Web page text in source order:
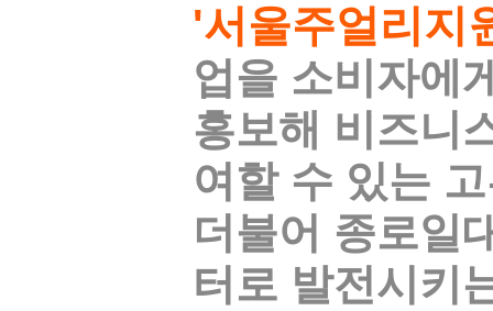
'서울주얼리지
업을 소비자에
홍보해 비즈니
여할 수 있는
더불어 종로일
터로 발전시키